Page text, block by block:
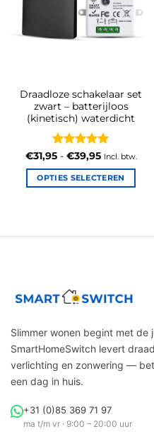
Draadloze schakelaar set
zwart – batterijloos
(kinetisch) waterdicht
Gewaardeerd
5uit 5
€31,95 - €39,95Prijsklasse:
tot
€39,95
Incl. btw.
OPTIES SELECTEREN
meerdere
kan
worden
op
productpagina
Slimmer wonen begint met de
SmartHomeSwitch levert
verlichting en zonwering —
een dag in huis.
+31 (0)85 369 71 97
ma t/m vr · 9:00 – 20:00 uur